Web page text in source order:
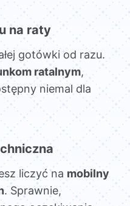
na raty
gotówki od razu.
ratalnym,
niemal dla
liczyć na mobilny
. Sprawnie,